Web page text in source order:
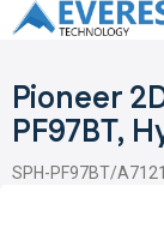
Přejít
na
Pioneer
PF97BT,
SPH-PF97BT/A7121